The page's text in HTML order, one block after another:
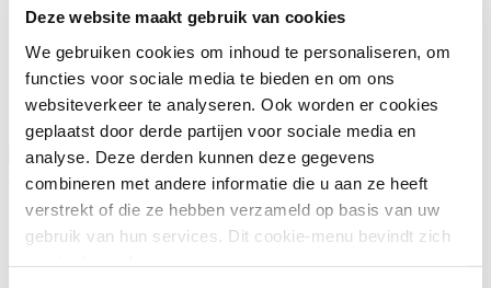
Deze website maakt gebruik van cookies
We gebruiken cookies om inhoud te personaliseren, om
functies voor sociale media te bieden en om ons
websiteverkeer te analyseren. Ook worden er cookies
geplaatst door derde partijen voor sociale media en
analyse. Deze derden kunnen deze gegevens
combineren met andere informatie die u aan ze heeft
verstrekt of die ze hebben verzameld op basis van uw
gebruik van hun services. Dit cookie-menu bevindt zich
Bescherming van werknemers
Werkgelegenheid en sociaal beleid
Vrij verkeer van goederen
Vrij verkeer van kapitaal
Vrij verkeer van vestiging
Dossier overzicht >>
Europees recht en beleid
Dienstenrichtlijn
Interne Markt